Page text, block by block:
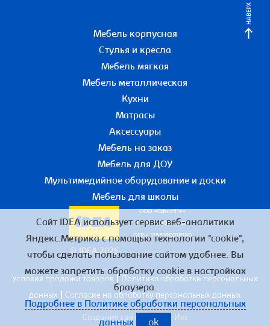
НАВЕРХ
Мебель корпусная
Стулья и кресла
Мебель мягкая
Мебель металлическая
Кухни
Матрасы
Аксессуары
Мебель на заказ
Мебель для ДОУ
Мультимедийное оборудование и доски
Мебель для школы
© IDEA 2026
ООО «Офис51+»
ИНН 5190055780
ОГРН 1155190016190
Условия продажи товаров | Политика обработки персональных
данных
Согласие на обработку персональных данных
Создание сайта – Старт Икс
Сайт IDEA использует сервис веб-аналитики
Яндекс.Метрика с помощью технологии "cookie",
чтобы сделать пользование сайтом удобнее. Вы
можете запретить обработку cookie в настройках
браузера.
Подробнее в Политике обработки персональных
данных
ok